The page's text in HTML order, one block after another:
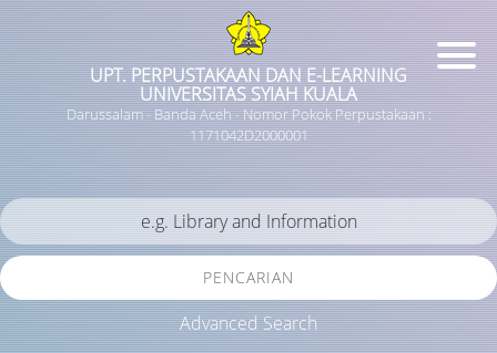
UPT. PERPUSTAKAAN DAN E-LEARNING
UNIVERSITAS SYIAH KUALA
Darussalam - Banda Aceh - Nomor Pokok Perpustakaan :
1171042D2000001
PENCARIAN
Advanced Search